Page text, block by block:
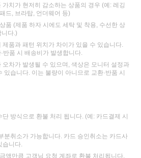
치가 현저히 감소하는 상품의 경우 (예: 레깅
드, 브라탑, 언더웨어 등)
품 (제품 하자 시에도 세탁 및 착용, 수선한 상
니다.)
품과 패턴 위치가 차이가 있을 수 있습니다.
반품 시 배송비가 발생합니다.
오차가 발생될 수 있으며, 색상은 모니터 설정과
있습니다. 이는 불량이 아니므로 교환·반품 시
방식으로 환불 처리 됩니다. (예: 카드결제 시
분취소가 가능합니다. 카드 승인취소는 카드사
습니다.
액만큼 고객님 요청 계좌로 환불 처리됩니다.